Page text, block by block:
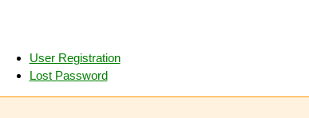
User Registration
Lost Password